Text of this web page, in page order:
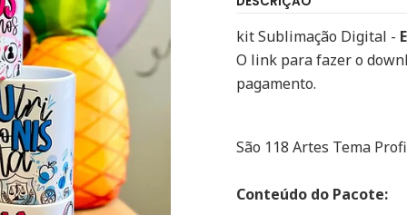
kit Sublimação Digital -
O link para fazer o
pagamento.
São 118 Artes Tema
Conteúdo do Pacote: